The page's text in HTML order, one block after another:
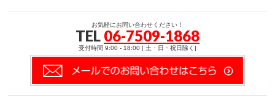
お気軽にお問い合わせください！
TEL 06-7509-1868
受付時間 9:00 - 18:00 [ 土・日・祝日除く]